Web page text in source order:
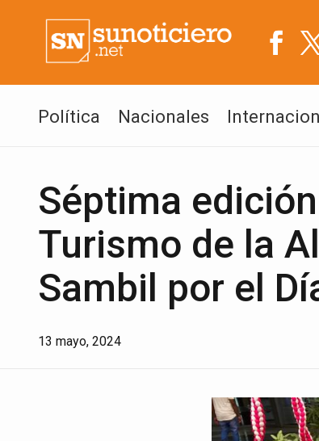
Política Nacionales
Séptima
Turismo de la
Sambil por el
13 mayo, 2024